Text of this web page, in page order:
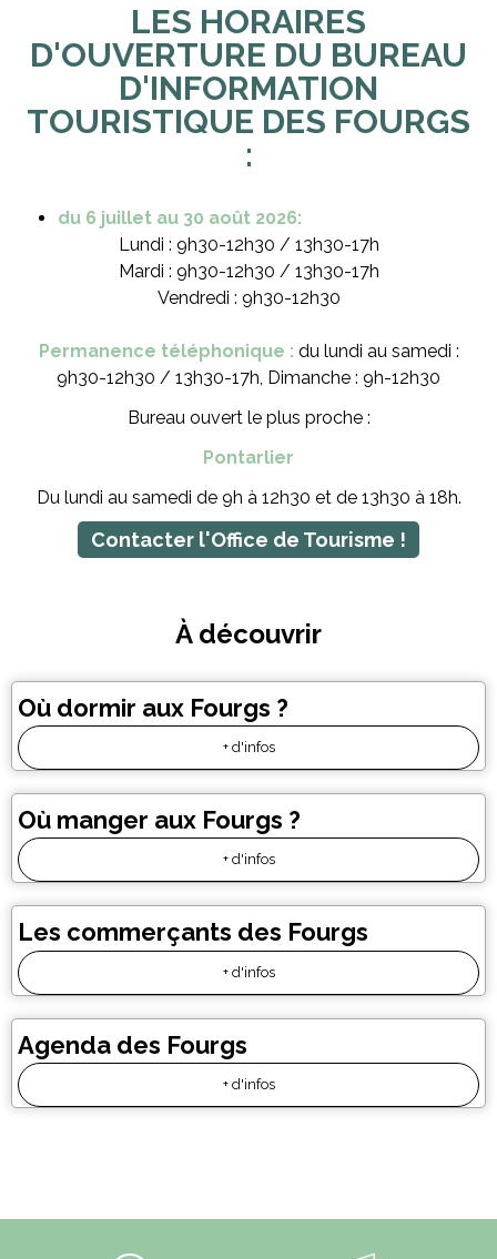
LES HORAIRES
D'OUVERTURE DU BUREAU
D'INFORMATION
TOURISTIQUE DES FOURGS
:
du 6 juillet au 30 août 2026:
Lundi : 9h30-12h30 / 13h30-17h
Mardi : 9h30-12h30 / 13h30-17h
Vendredi : 9h30-12h30
Permanence téléphonique : du lundi au samedi :
9h30-12h30 / 13h30-17h, Dimanche : 9h-12h30
Bureau ouvert le plus proche :
Pontarlier
Du lundi au samedi de 9h à 12h30 et de 13h30 à 18h.
Contacter l'Office de Tourisme !
À découvrir
Où dormir aux Fourgs ?
+ d'infos
Où manger aux Fourgs ?
+ d'infos
Les commerçants des Fourgs
+ d'infos
Agenda des Fourgs
+ d'infos